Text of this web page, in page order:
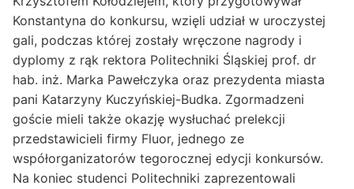
Konstantyna do konkursu, wzięli udział w uroczystej
gali, podczas której zostały wręczone nagrody i
dyplomy z rąk rektora Politechniki Śląskiej prof. dr
hab. inż. Marka Pawełczyka oraz prezydenta miasta
pani Katarzyny Kuczyńskiej-Budka. Zgormadzeni
goście mieli także okazję wysłuchać prelekcji
przedstawicieli firmy Fluor, jednego ze
współorganizatorów tegorocznej edycji konkursów.
Na koniec studenci Politechniki zaprezentowali